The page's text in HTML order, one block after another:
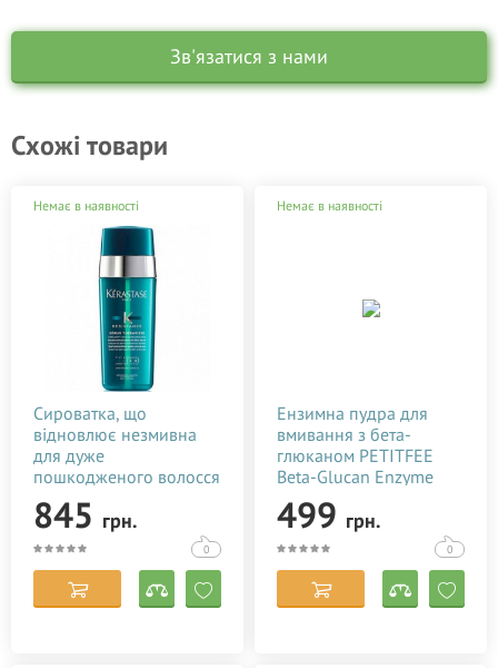
Зв'язатися з нами
Схожі товари
Немає в наявності
Сироватка, що
відновлює незмивна
для дуже
пошкодженого волосся
Kerastase Resistance
Therapist Renewal
Leave-in Serum 30 мл
845 грн.
0
Немає в наявності
Ензимна пудра для
вмивання з бета-
глюканом PETITFEE
Beta-Glucan Enzyme
Powder Wash 80г
499 грн.
0